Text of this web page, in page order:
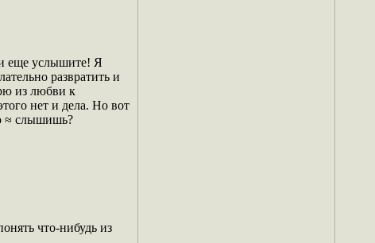
еще услышите! Я
развратить и
из любви к
нет и дела. Но вот
≈ слышишь?
что-нибудь из